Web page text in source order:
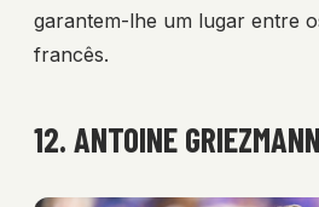
garantem-lhe um lugar entre
francês.
12. ANTOINE GRIEZMANN